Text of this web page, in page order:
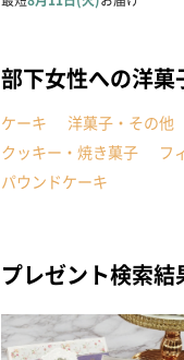
部下女性への洋
ケーキ 洋菓子・その他
クッキー・焼き菓子
フ
パウンドケーキ
プレゼント検索結